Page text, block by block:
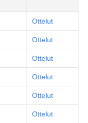
Ottelut
Ottelut
Ottelut
Ottelut
Ottelut
Ottelut